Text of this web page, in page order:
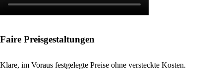
Faire Preisgestaltungen
Klare, im Voraus festgelegte Preise ohne versteckte Kosten.